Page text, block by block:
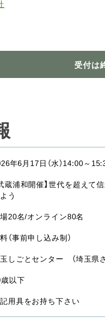
受付は
年6月17日（水）14:00～
蔵浦和開催】世代を超えて
う
20名/オンライン80名
（事前申し込み制）
しごとセンター （埼玉県
以下
用具をお持ち下さい